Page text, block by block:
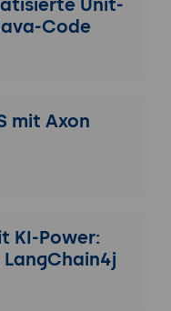
Unit-
Code
mit Axon
KI-Power: